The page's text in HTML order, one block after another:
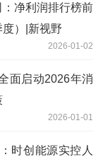
净利润排行榜前
）|新视野
2026-01-02
面启动2026年消
2026-01-01
时创能源实控人